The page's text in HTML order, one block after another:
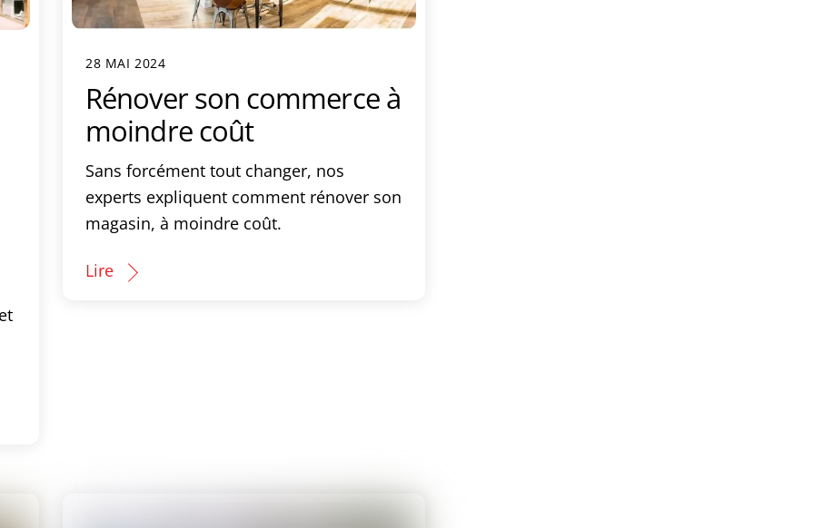
28 MAI 2024
Rénover son commerce à
moindre coût
Sans forcément tout changer, nos
experts expliquent comment rénover son
magasin, à moindre coût.
Lire